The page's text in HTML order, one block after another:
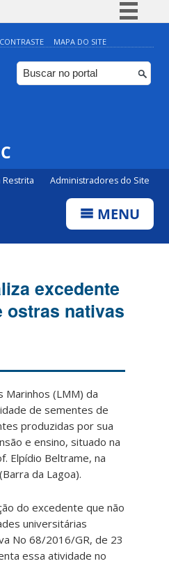
Simplifique!
Comunica BR
Participe
MAPA DO SITE
Restrita Administradores do Site
MENU
excedente
ostras nativas
Marinhos (LMM) da
de sementes de
produzidas por sua
e ensino, situado na
Elpídio Beltrame, na
da Lagoa).
do excedente que não
universitárias
No 68/2016/GR, de 23
essa atividade no